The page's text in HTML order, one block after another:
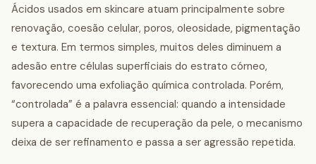
Ácidos usados em skincare atuam principalmente sobre
renovação, coesão celular, poros, oleosidade, pigmentação
e textura. Em termos simples, muitos deles diminuem a
adesão entre células superficiais do estrato córneo,
favorecendo uma exfoliação química controlada. Porém,
“controlada” é a palavra essencial: quando a intensidade
supera a capacidade de recuperação da pele, o mecanismo
deixa de ser refinamento e passa a ser agressão repetida.